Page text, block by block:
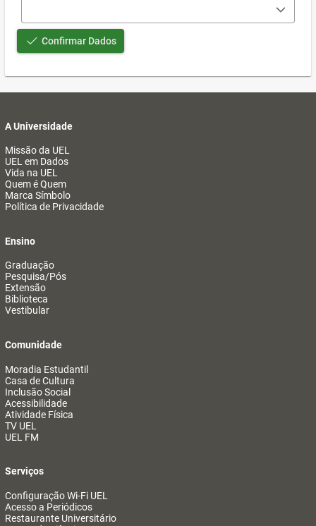
Confirmar Dados
A Universidade
Missão da UEL
UEL em Dados
Vida na UEL
Quem é Quem
Marca Símbolo
Política de Privacidade
Ensino
Graduação
Pesquisa/Pós
Extensão
Biblioteca
Vestibular
Comunidade
Moradia Estudantil
Casa de Cultura
Inclusão Social
Acessibilidade
Atividade Física
TV UEL
UEL FM
Serviços
Configuração Wi-Fi UEL
Acesso a Periódicos
Restaurante Universitário